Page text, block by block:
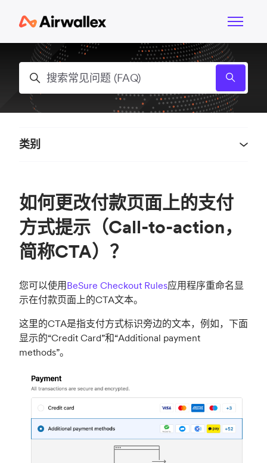
切换导
搜索
如何更改付款页面上的支付
方式提示（Call-to-action，
简称CTA）？
您可以使用 BeSure Checkout Rules应用程序重命名显
示在付款页面上的CTA文本。
这里的CTA是指支付方式标识旁边的文本，例如，下面
显示的“Credit Card”和“Additional payment
methods”。
类别